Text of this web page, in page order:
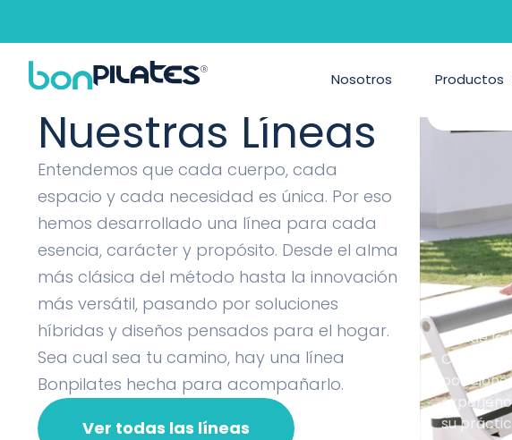
Nosotros Productos
Nuestras Líneas
Entendemos que cada cuerpo, cada
espacio y cada necesidad es única. Por eso
hemos desarrollado una línea para cada
esencia, carácter y propósito. Desde el alma
más clásica del método hasta la innovación
más versátil, pasando por soluciones
híbridas y diseños pensados para el hogar.
Sea cual sea tu camino, hay una línea
Bonpilates hecha para acompañarlo.
Ver todas las líneas
Donde la
Con
su